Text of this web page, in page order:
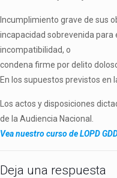
Incumplimiento grave de sus
incapacidad sobrevenida para
incompatibilidad, o
condena firme por delito
En los supuestos previstos
Los actos y disposiciones
de la Audiencia Nacional.
Vea nuestro curso de LOPD
Deja una respuesta